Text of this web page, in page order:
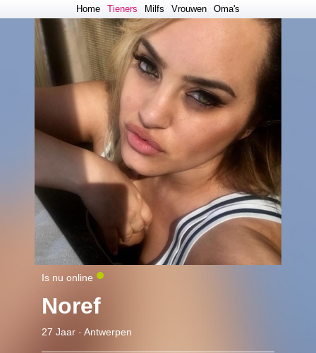
Home Tieners Milfs Vrouwen Oma's
Is nu online
Noref
27 Jaar · Antwerpen